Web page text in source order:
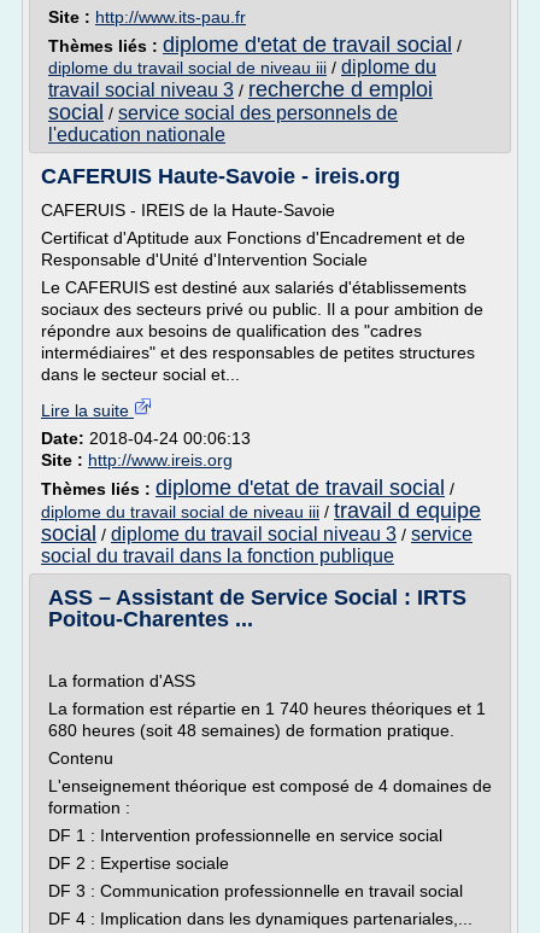
Site : http://www.its-pau.fr
Thèmes liés : diplome d'etat de travail social /
diplome du travail social de niveau iii / diplome du
travail social niveau 3 / recherche d emploi
social / service social des personnels de
l'education nationale
CAFERUIS Haute-Savoie - ireis.org
CAFERUIS - IREIS de la Haute-Savoie
Certificat d'Aptitude aux Fonctions d'Encadrement et de
Responsable d'Unité d'Intervention Sociale
Le CAFERUIS est destiné aux salariés d'établissements
sociaux des secteurs privé ou public. Il a pour ambition de
répondre aux besoins de qualification des "cadres
intermédiaires" et des responsables de petites structures
dans le secteur social et...
Lire la suite
Date: 2018-04-24 00:06:13
Site : http://www.ireis.org
Thèmes liés : diplome d'etat de travail social /
diplome du travail social de niveau iii / travail d equipe
social / diplome du travail social niveau 3 / service
social du travail dans la fonction publique
ASS – Assistant de Service Social : IRTS
Poitou-Charentes ...
La formation d'ASS
La formation est répartie en 1 740 heures théoriques et 1
680 heures (soit 48 semaines) de formation pratique.
Contenu
L'enseignement théorique est composé de 4 domaines de
formation :
DF 1 : Intervention professionnelle en service social
DF 2 : Expertise sociale
DF 3 : Communication professionnelle en travail social
DF 4 : Implication dans les dynamiques partenariales,...